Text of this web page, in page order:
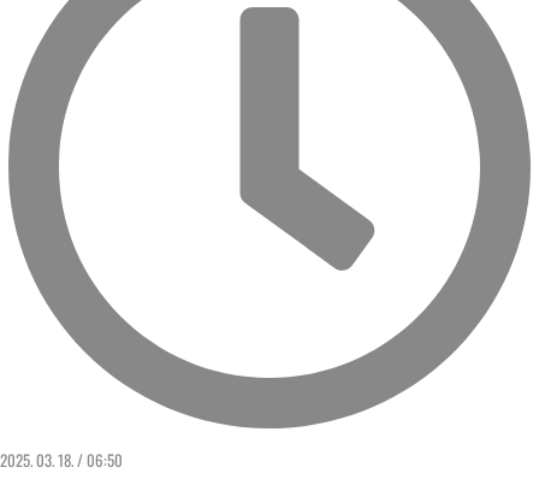
2025. 03. 18. / 06:50